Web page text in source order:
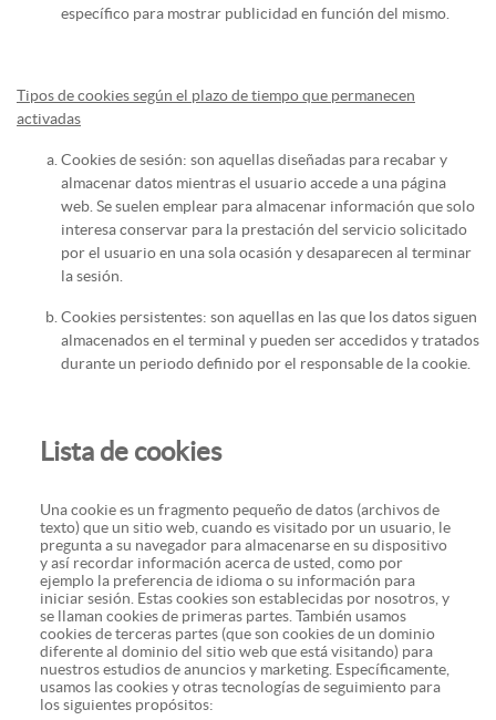
específico para mostrar publicidad en función del mismo.
Tipos de cookies según el plazo de tiempo que permanecen
activadas
Cookies de sesión: son aquellas diseñadas para recabar y
almacenar datos mientras el usuario accede a una página
web. Se suelen emplear para almacenar información que solo
interesa conservar para la prestación del servicio solicitado
por el usuario en una sola ocasión y desaparecen al terminar
la sesión.
Cookies persistentes: son aquellas en las que los datos siguen
almacenados en el terminal y pueden ser accedidos y tratados
durante un periodo definido por el responsable de la cookie.
Lista de cookies
Una cookie es un fragmento pequeño de datos (archivos de
texto) que un sitio web, cuando es visitado por un usuario, le
pregunta a su navegador para almacenarse en su dispositivo
y así recordar información acerca de usted, como por
ejemplo la preferencia de idioma o su información para
iniciar sesión. Estas cookies son establecidas por nosotros, y
se llaman cookies de primeras partes. También usamos
cookies de terceras partes (que son cookies de un dominio
diferente al dominio del sitio web que está visitando) para
nuestros estudios de anuncios y marketing. Específicamente,
usamos las cookies y otras tecnologías de seguimiento para
los siguientes propósitos: